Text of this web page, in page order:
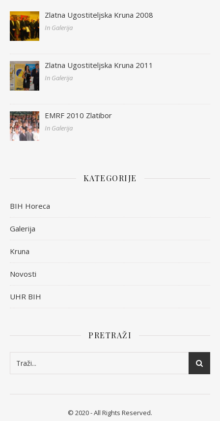
Zlatna Ugostiteljska Kruna 2008
In Galerija
Zlatna Ugostiteljska Kruna 2011
In Galerija
EMRF 2010 Zlatibor
In Galerija
KATEGORIJE
BIH Horeca
Galerija
Kruna
Novosti
UHR BIH
PRETRAŽI
© 2020 - All Rights Reserved.